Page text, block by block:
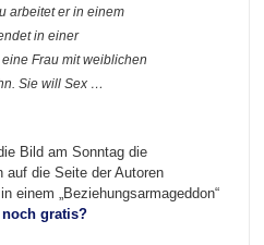
arbeitet er in einem
in einer
Frau mit weiblichen
Sie will Sex …
Bild am Sonntag die
auf die Seite der Autoren
einem „Beziehungsarmageddon“
noch gratis?